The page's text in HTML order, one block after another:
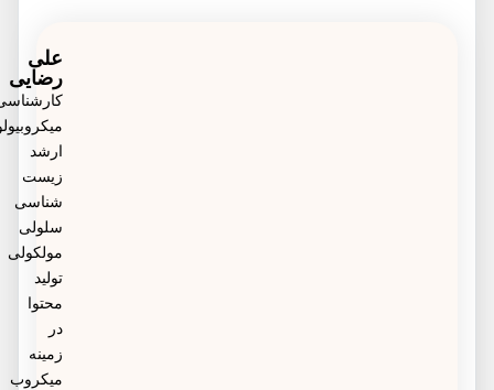
علی
رضایی
کارشناسی
میکروبیولوژی،
زیست
شناسی
سلولی
مولکولی
محتوا
میکروب